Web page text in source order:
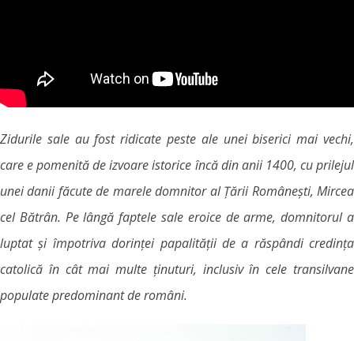
Zidurile sale au fost ridicate peste ale unei biserici mai vechi,
care e pomenită de izvoare istorice încă din anii 1400, cu prilejul
unei danii făcute de marele domnitor al Țării Românești, Mircea
cel Bătrân. Pe lângă faptele sale eroice de arme, domnitorul a
luptat și împotriva dorinței papalității de a răspândi credința
catolică în cât mai multe ținuturi, inclusiv în cele transilvane
populate predominant de români.